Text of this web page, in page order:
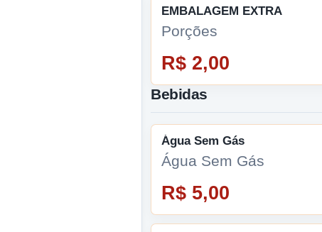
EMBALAGEM EXTRA
Porções
R$ 2,00
Bebidas
Água Sem Gás
Água Sem Gás
R$ 5,00